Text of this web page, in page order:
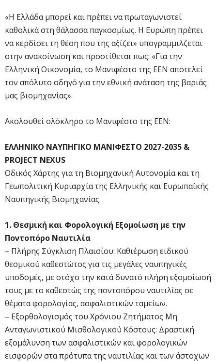
«Η Ελλάδα μπορεί και πρέπει να πρωταγωνιστεί
καθολικά στη θάλασσα παγκοσμίως. Η Ευρώπη πρέπει
να κερδίσει τη θέση που της αξίζει» υπογραμμιλζεται
στην ανακοίνωση και προστίθεται πως: «Για την
Ελληνική Οικονομία, το Μανιφέστο της ΕΕΝ αποτελεί
τον απόλυτο οδηγό για την εθνική ανάταση της βαριάς
μας βιομηχανίας».
Ακολουθεί ολόκληρο το Μανιφέστο της ΕΕΝ:
ΕΛΛΗΝΙΚΟ ΝΑΥΠΗΓΙΚΟ ΜΑΝΙΦΕΣΤΟ 2027-2035 &
PROJECT NEXUS
Οδικός Χάρτης για τη Βιομηχανική Αυτονομία και τη
Γεωπολιτική Κυριαρχία της Ελληνικής και Ευρωπαϊκής
Ναυπηγικής Βιομηχανίας
1. Θεσμική και Φορολογική Εξομοίωση με την
Ποντοπόρο Ναυτιλία
– Πλήρης Σύγκλιση Πλαισίου: Καθιέρωση ειδικού
θεσμικού καθεστώτος για τις μεγάλες ναυπηγικές
υποδομές, με στόχο την κατά δυνατό πλήρη εξομοίωσή
τους με το καθεστώς της ποντοπόρου ναυτιλίας σε
θέματα φορολογίας, ασφαλιστικών ταμείων.
– Εξορθολογισμός του Χρόνιου Ζητήματος Μη
Ανταγωνιστικού Μισθολογικού Κόστους: Δραστική
εξομάλυνση των ασφαλιστικών και φορολογικών
εισφορών στα πρότυπα της ναυτιλίας και των άστοχων